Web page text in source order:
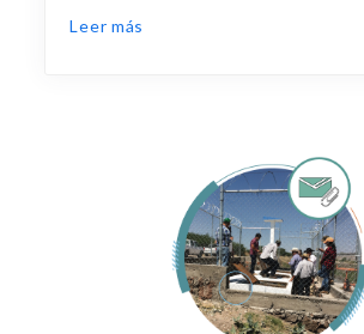
Leer más